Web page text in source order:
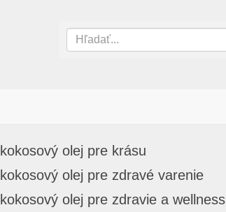
kokosový olej pre krásu
kokosový olej pre zdravé varenie
kokosový olej pre zdravie a wellness